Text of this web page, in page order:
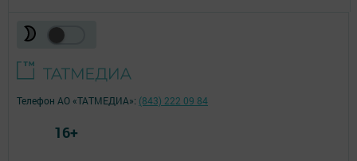
Телефон АО «ТАТМЕДИА»: (843) 222 09 84
16+